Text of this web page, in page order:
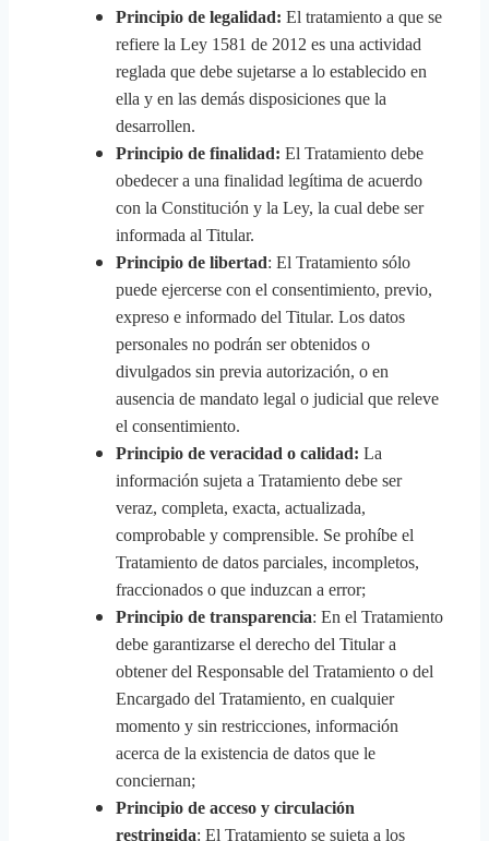
Principio de legalidad: El tratamiento a que se
refiere la Ley 1581 de 2012 es una actividad
reglada que debe sujetarse a lo establecido en
ella y en las demás disposiciones que la
desarrollen.
Principio de finalidad: El Tratamiento debe
obedecer a una finalidad legítima de acuerdo
con la Constitución y la Ley, la cual debe ser
informada al Titular.
Principio de libertad: El Tratamiento sólo
puede ejercerse con el consentimiento, previo,
expreso e informado del Titular. Los datos
personales no podrán ser obtenidos o
divulgados sin previa autorización, o en
ausencia de mandato legal o judicial que releve
el consentimiento.
Principio de veracidad o calidad: La
información sujeta a Tratamiento debe ser
veraz, completa, exacta, actualizada,
comprobable y comprensible. Se prohíbe el
Tratamiento de datos parciales, incompletos,
fraccionados o que induzcan a error;
Principio de transparencia: En el Tratamiento
debe garantizarse el derecho del Titular a
obtener del Responsable del Tratamiento o del
Encargado del Tratamiento, en cualquier
momento y sin restricciones, información
acerca de la existencia de datos que le
conciernan;
Principio de acceso y circulación
restringida: El Tratamiento se sujeta a los